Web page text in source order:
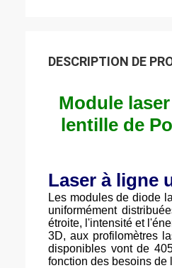
DESCRIPTION DE
Module
lentille de
Laser à ligne
Les modules de diode
uniformément
étroite, l'intensité et
3D, aux profilomètres
disponibles vont de
fonction des besoins de